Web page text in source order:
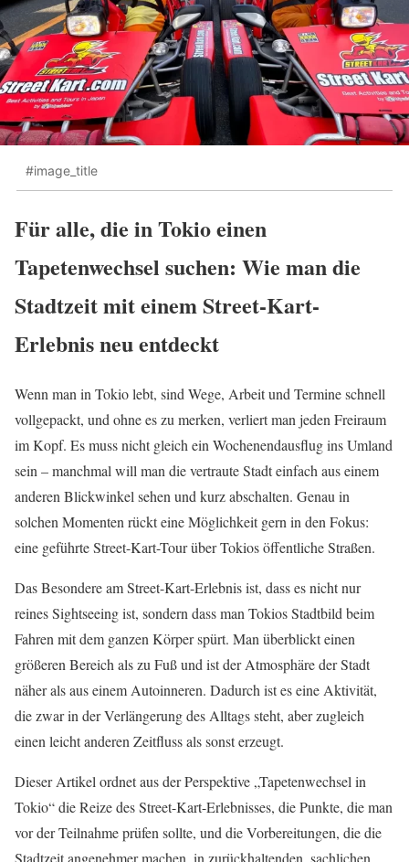
#image_title
Für alle, die in Tokio einen
Tapetenwechsel suchen: Wie man die
Stadtzeit mit einem Street-Kart-
Erlebnis neu entdeckt
Wenn man in Tokio lebt, sind Wege, Arbeit und Termine schnell
vollgepackt, und ohne es zu merken, verliert man jeden Freiraum
im Kopf. Es muss nicht gleich ein Wochenendausflug ins Umland
sein – manchmal will man die vertraute Stadt einfach aus einem
anderen Blickwinkel sehen und kurz abschalten. Genau in
solchen Momenten rückt eine Möglichkeit gern in den Fokus:
eine geführte Street-Kart-Tour über Tokios öffentliche Straßen.
Das Besondere am Street-Kart-Erlebnis ist, dass es nicht nur
reines Sightseeing ist, sondern dass man Tokios Stadtbild beim
Fahren mit dem ganzen Körper spürt. Man überblickt einen
größeren Bereich als zu Fuß und ist der Atmosphäre der Stadt
näher als aus einem Autoinneren. Dadurch ist es eine Aktivität,
die zwar in der Verlängerung des Alltags steht, aber zugleich
einen leicht anderen Zeitfluss als sonst erzeugt.
Dieser Artikel ordnet aus der Perspektive „Tapetenwechsel in
Tokio“ die Reize des Street-Kart-Erlebnisses, die Punkte, die man
vor der Teilnahme prüfen sollte, und die Vorbereitungen, die die
Stadtzeit angenehmer machen, in zurückhaltenden, sachlichen